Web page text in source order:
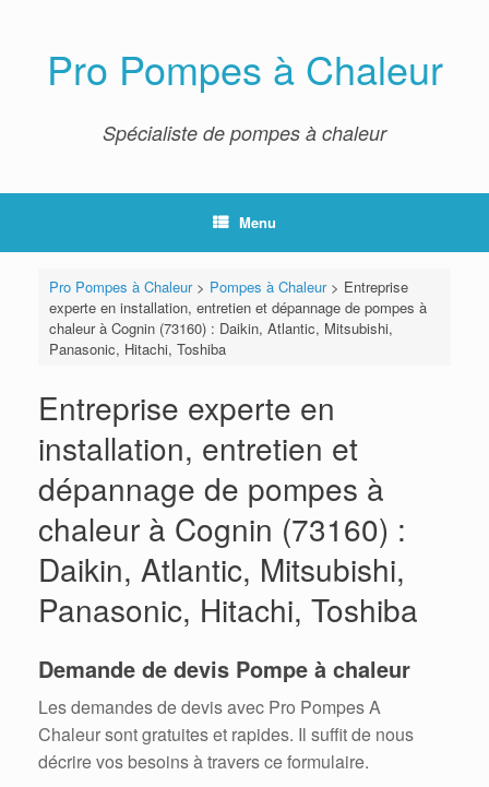
Pro Pompes à Chaleur
Spécialiste de pompes à chaleur
Menu
Pro Pompes à Chaleur> Pompes à Chaleur> Entreprise
experte en installation, entretien et dépannage de pompes à
chaleur à Cognin (73160) : Daikin, Atlantic, Mitsubishi,
Panasonic, Hitachi, Toshiba
Entreprise experte en
installation, entretien et
dépannage de pompes à
chaleur à Cognin (73160) :
Daikin, Atlantic, Mitsubishi,
Panasonic, Hitachi, Toshiba
Demande de devis Pompe à chaleur
Les demandes de devis avec Pro Pompes A
Chaleur sont gratuites et rapides. Il suffit de nous
décrire vos besoins à travers ce formulaire.